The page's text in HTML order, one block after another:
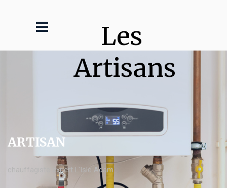
Les
Artisans
ARTISAN
chauffagiste expert L'Isle Adam